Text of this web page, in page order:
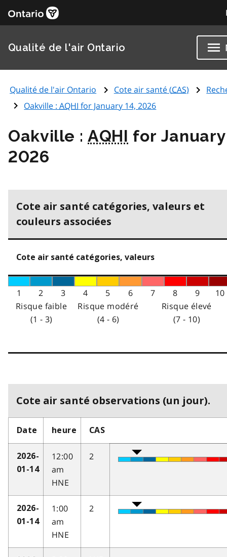
Qualité de l'air Ontario
Qualité de l'air Ontario Cote air santé (CAS)
Oakville :AQHI for January 14, 2026
Oakville :AQHI for
2026
Cote air santé catégories, valeurs et
couleurs associées
Cote air santé catégories, valeurs
1 2 3 4 5 6 7 8 9
10
Risque faible
(1 - 3)
Risque modéré
(4 - 6)
Risque élevé
(7 - 10)
Cote air santé observations (un jour).
Date heure CAS
2026-
01-14
12:00
am
HNE
2
2026-
01-14
1:00
am
HNE
2